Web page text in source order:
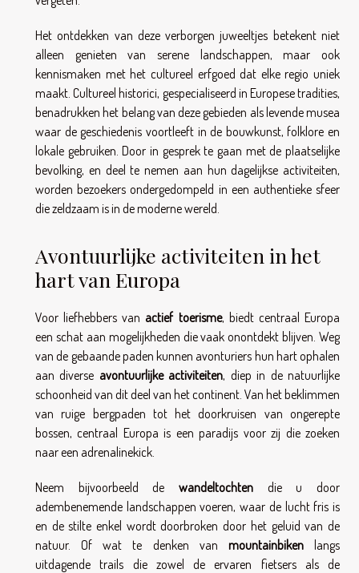
Het ontdekken van deze verborgen juweeltjes betekent niet
alleen genieten van serene landschappen, maar ook
kennismaken met het cultureel erfgoed dat elke regio uniek
maakt. Cultureel historici, gespecialiseerd in Europese tradities,
benadrukken het belang van deze gebieden als levende musea
waar de geschiedenis voortleeft in de bouwkunst, folklore en
lokale gebruiken. Door in gesprek te gaan met de plaatselijke
bevolking, en deel te nemen aan hun dagelijkse activiteiten,
worden bezoekers ondergedompeld in een authentieke sfeer
die zeldzaam is in de moderne wereld.
Avontuurlijke activiteiten in het
hart van Europa
Voor liefhebbers van actief toerisme, biedt centraal Europa
een schat aan mogelijkheden die vaak onontdekt blijven. Weg
van de gebaande paden kunnen avonturiers hun hart ophalen
aan diverse avontuurlijke activiteiten, diep in de natuurlijke
schoonheid van dit deel van het continent. Van het beklimmen
van ruige bergpaden tot het doorkruisen van ongerepte
bossen, centraal Europa is een paradijs voor zij die zoeken
naar een adrenalinekick.
Neem bijvoorbeeld de wandeltochten die u door
adembenemende landschappen voeren, waar de lucht fris is
en de stilte enkel wordt doorbroken door het geluid van de
natuur. Of wat te denken van mountainbikenlangs
uitdagende trails die zowel de ervaren fietsers als de